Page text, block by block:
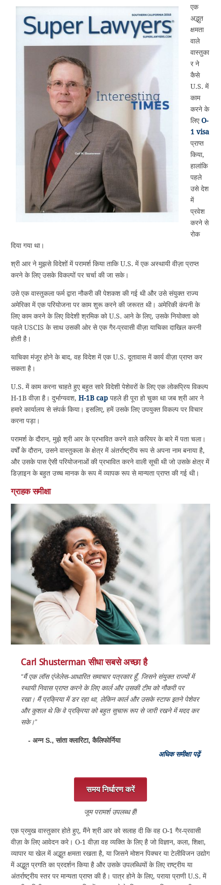
एक
अद्भुत
क्षमता
वाले
वास्तुका
र ने
कैसे
U.S. में
काम
करने के
लिएO-
1 visa
प्राप्त
किया,
हालांकि
पहले
उसे देश
में
प्रवेश
करने से
रोक
दिया गया था।
श्री आर ने मुझसे विदेशों में परामर्श किया ताकि U.S. में एक अस्थायी वीज़ा प्राप्त
करने के लिए उसके विकल्पों पर चर्चा की जा सके।
उसे एक वास्तुकला फर्म द्वारा नौकरी की पेशकश की गई थी और उसे संयुक्त राज्य
अमेरिका में एक परियोजना पर काम शुरू करने की जरूरत थी। अमेरिकी कंपनी के
लिए काम करने के लिए विदेशी श्रमिक को U.S. आने के लिए, उसके नियोक्ता को
पहले USCIS के साथ उसकी ओर से एक गैर-प्रवासी वीज़ा याचिका दाखिल करनी
होती है।
याचिका मंजूर होने के बाद, वह विदेश में एक U.S. दूतावास में कार्य वीज़ा प्राप्त कर
सकता है।
U.S. में काम करना चाहते हुए बहुत सारे विदेशी पेशेवरों के लिए एक लोकप्रिय विकल्प
H-1B वीज़ा है। दुर्भाग्यवश,H-1B cap पहले ही पूरा हो चुका था जब श्री आर ने
हमारे कार्यालय से संपर्क किया। इसलिए, हमें उसके लिए उपयुक्त विकल्प पर विचार
करना पड़ा।
परामर्श के दौरान, मुझे श्री आर के प्रभावित करने वाले करियर के बारे में पता चला।
वर्षों के दौरान, उसने वास्तुकला के क्षेत्र में अंतर्राष्ट्रीय रूप से अपना नाम बनाया है,
और उसके पास ऐसी परियोजनाओं की प्रभावित करने वाली सूची थी जो उसके क्षेत्र में
डिज़ाइन के बहुत उच्च मानक के रूप में व्यापक रूप से मान्यता प्राप्त की गई थी।
ग्राहक समीक्षा
Carl Shusterman सीधा सबसे अच्छा है
“मैं एक लॉस एंजेलेस-आधारित समाचार पत्रकार हूँ, जिसने संयुक्त राज्यों में
स्थायी निवास प्राप्त करने के लिए कार्ल और उसकी टीम को नौकरी पर
रखा। मैं प्रक्रिया में डर रहा था, लेकिन कार्ल और उसके स्टाफ इतने पेशेवर
और कुशल थे कि वे प्रक्रिया को बहुत सुचारू रूप से जारी रखने में मदद कर
सके।”
- अन्न S., सांता क्लारिटा, कैलिफोर्निया
अधिक समीक्षा पढ़ें
समय निर्धारण करें
जूम परामर्श उपलब्ध हैं!
एक प्रमुख वास्तुकार होते हुए, मैंने श्री आर को सलाह दी कि वह O-1 गैर-प्रवासी
वीज़ा के लिए आवेदन करे। O-1 वीज़ा वह व्यक्ति के लिए है जो विज्ञान, कला, शिक्षा,
व्यापार या खेल में अद्भुत क्षमता रखता है, या जिसने मोशन पिक्चर या टेलीविजन उद्योग
में अद्भुत प्रगति का प्रदर्शन किया है और उसके उपलब्धियों के लिए राष्ट्रीय या
अंतर्राष्ट्रीय स्तर पर मान्यता प्राप्त की है। पात्र होने के लिए, पराया प्राणी U.S. में